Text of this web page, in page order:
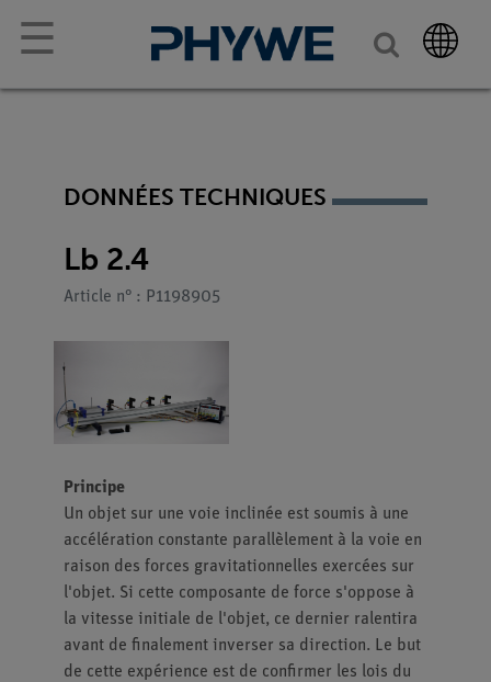
☰
DONNÉES TECHNIQUES
Lb 2.4
Article n° : P1198905
Principe
Un objet sur une voie inclinée est soumis à une
accélération constante parallèlement à la voie en
raison des forces gravitationnelles exercées sur
l'objet. Si cette composante de force s'oppose à
la vitesse initiale de l'objet, ce dernier ralentira
avant de finalement inverser sa direction. Le but
de cette expérience est de confirmer les lois du